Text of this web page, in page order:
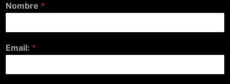
Nombre *
Email: *